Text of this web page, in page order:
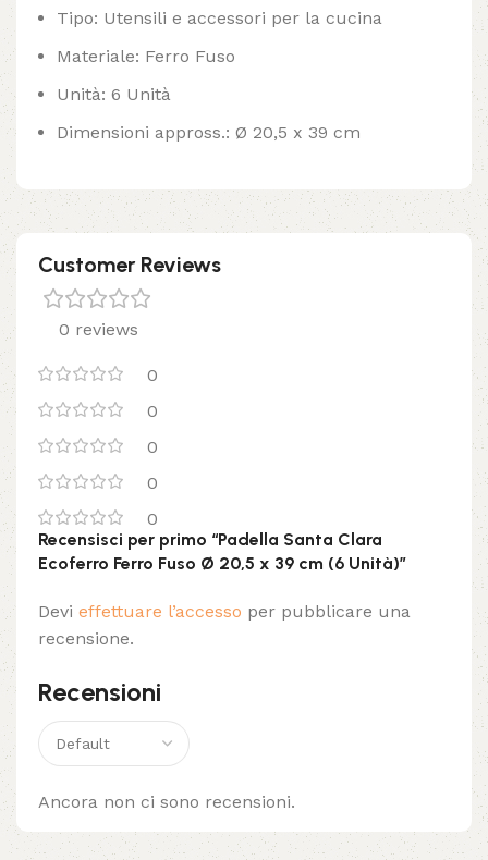
Tipo: Utensili e accessori per la cucina
Materiale: Ferro Fuso
Unità: 6 Unità
Dimensioni appross.: Ø 20,5 x 39 cm
Customer Reviews
0 reviews
0
0
0
0
0
Recensioni
Ancora non ci sono recensioni.
Recensisci per primo “Padella Santa Clara
Ecoferro Ferro Fuso Ø 20,5 x 39 cm (6 Unità)”
Devi effettuare l’accesso per pubblicare una
recensione.